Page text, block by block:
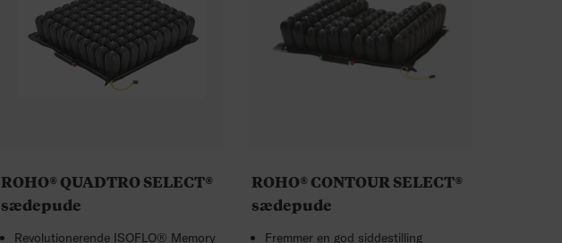
ROHO® QUADTRO SELECT®
sædepude
Revolutionerende ISOFLO® Memory
ROHO® CONTOUR SELECT®
sædepude
Fremmer en god siddestilling